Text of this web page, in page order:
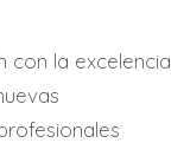
la excelencia,